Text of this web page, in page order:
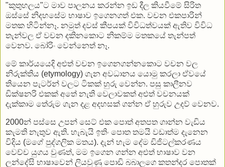
"කුතුහලය"ට මාව පාලනය කරන්න ඉඩ දීල කියවීමේ සිරිත
ඔස්සේ නිදහසේම භාෂාව ඉගෙනගත් එක. වචන එකපාරින්
මතක හිටින්නෑ. නමුත් දවස් කීපයක් විවිධත්වයක් ඇතිව විවිධ
තැන්වල ඒ වචන දකිනකොට නිකම්ම මතකයේ තැන්පත්
වෙනව. බෝරිං වෙන්නෙත් නෑ.
මේ කාර්යයෙදි අළුත් වචන ඉගෙනගන්නකොට වචන වල
නිරුක්තිය (etymology) ගැන අවධානය යොමු කරලා ඒවයේ
තියෙන පැටර්න් වලට ටිකක් හුරු වෙන්න. පසු කාලීනව
ඩික්ෂනරි එකක් අතේ නැති වෙලාවකත් අළුත් වචනයක්
දැක්කාම තේරුම ගැන දළ අදහසක් ගන්න ඒ හුරුව උදව් වෙනව.
2000න් පස්සෙ උපන් සෙට් එක පොත් අතපත ගාන්න වැඩිය
කැමති නැතුව ඇති. හැබැයි ඉතිං පොත තමයි වඩාත්ම දැනෙන
විදිය (මගේ පුද්ගලික මතය). දැන් හැම දේම ඩිජිටල්කරණය
වෙච්ච යුගය වුණත්, මම ඉගෙන ගන්න අළුත් භාෂාව වන
ලන්දේසි භාෂාවෙන් ලියවුණු පොඩි බබාලගෙ කතන්දර පොතක්